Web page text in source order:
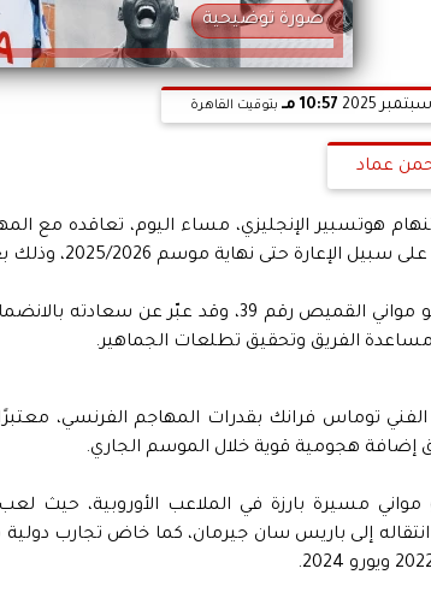
صورة توضيحية
10:57 مـ بتوقيت القاهرة
عماد
هوتسبير الإنجليزي، مساء اليوم، تعاقده مع
حتى نهاية موسم 2025/2026، وذلك بعد استكمال كافة إجراءات تصريح العمل.
وسيرتدي كولو مواني القميص رقم 39، وقد
الفريق وتحقيق تطلعات الجماهير.
الفني توماس فرانك بقدرات المهاجم الفرنسي،
إضافة هجومية قوية خلال الموسم الجاري.
مواني مسيرة بارزة في الملاعب الأوروبية، حيث
انتقاله إلى باريس سان جيرمان، كما خاض تجارب